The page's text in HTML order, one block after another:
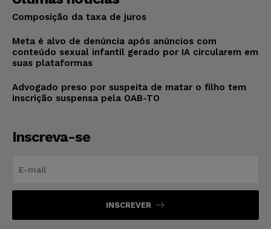
Composição da taxa de juros
Meta é alvo de denúncia após anúncios com
conteúdo sexual infantil gerado por IA circularem em
suas plataformas
Advogado preso por suspeita de matar o filho tem
inscrição suspensa pela OAB-TO
Inscreva-se
INSCREVER